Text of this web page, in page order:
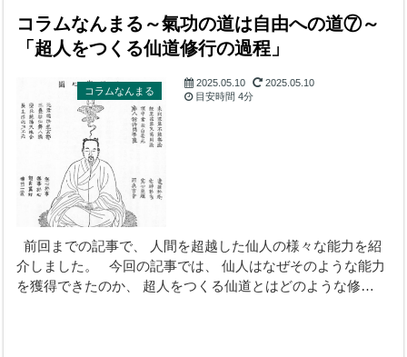
コラムなんまる～氣功の道は自由への道⑦～
「超人をつくる仙道修行の過程」
コラムなんまる
2025.05.10
2025.05.10
目安時間4分
前回までの記事で、 人間を超越した仙人の様々な能力を紹
介しました。 今回の記事では、 仙人はなぜそのような能力
を獲得できたのか、 超人をつくる仙道とはどのような修…